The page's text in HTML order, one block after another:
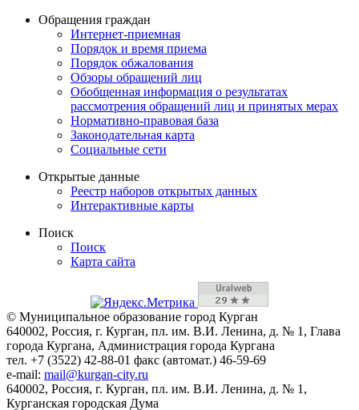
Обращения граждан
Интернет-приемная
Порядок и время приема
Порядок обжалования
Обзоры обращений лиц
Обобщенная информация о результатах
рассмотрения обращений лиц и принятых мерах
Нормативно-правовая база
Законодательная карта
Социальные сети
Открытые данные
Реестр наборов открытых данных
Интерактивные карты
Поиск
Поиск
Карта сайта
© Муниципальное образование город Курган
640002, Россия, г. Курган, пл. им. В.И. Ленина, д. № 1, Глава
города Кургана, Администрация города Кургана
тел. +7 (3522) 42-88-01 факс (автомат.) 46-59-69
e-mail: mail@kurgan-city.ru
640002, Россия, г. Курган, пл. им. В.И. Ленина, д. № 1,
Курганская городская Дума